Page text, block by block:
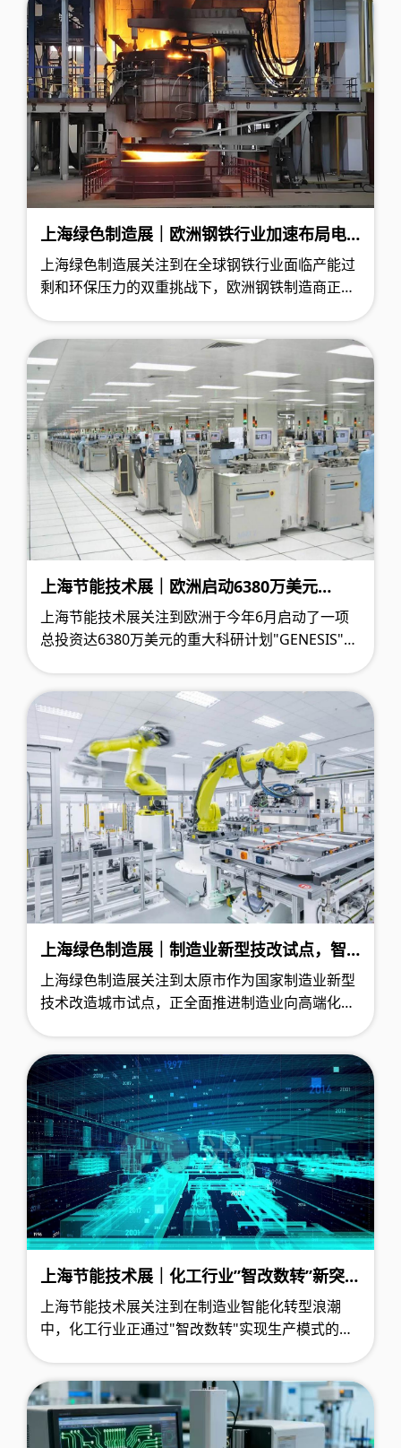
上海绿色制造展｜欧洲钢铁行业加速布局电
弧炉技术，短流程炼钢推动低碳转型进程
上海绿色制造展关注到在全球钢铁行业面临产能过
剩和环保压力的双重挑战下，欧洲钢铁制造商正积
志着欧洲钢铁工业正从传统的高炉-转炉工艺向更环
保、更高效的生产模式转型。
上海节能技术展｜欧洲启动6380万美元
GENESIS计划，推动半导体产业绿色技术革
新
上海节能技术展关注到欧洲于今年6月启动了一项
总投资达6380万美元的重大科研计划"GENESIS"，
的计划集结了来自欧洲半导体领域的58个成员单
位，包括大型企业、中小企业、研究机构和高等院
校，共同致力于半导体制造过程的绿色技术突破。
上海绿色制造展｜制造业新型技改试点，智
能化轧制与富氧燃烧技术引领产业升级
上海绿色制造展关注到太原市作为国家制造业新型
技术改造城市试点，正全面推进制造业向高端化、
年）》，该市将聚焦黑色金属冶炼和压延加工、专
用设备制造、计算机通信及电子设备制造三大重点
行业，通过技术创新推动产业深度变革。
上海节能技术展｜化工行业”智改数转”新突
破：全自动控制系统实现300万点位精准管控
上海节能技术展关注到在制造业智能化转型浪潮
中，化工行业正通过"智改数转"实现生产模式的深